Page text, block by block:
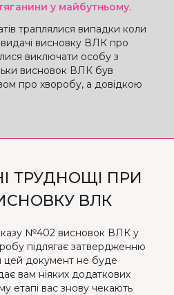
у майбутньому.
траплялися випадки коли
висновку ВЛК про
виключати особу з
висновок ВЛК був
про хворобу, а довідкою
ТРУДНОЩІ ПРИ
ВЛК
№402 висновок ВЛК у
підлягає затвердженню
документ не буде
вам ніяких додаткових
етапі вас знову чекають